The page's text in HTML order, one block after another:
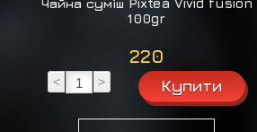
100gr
220
< >